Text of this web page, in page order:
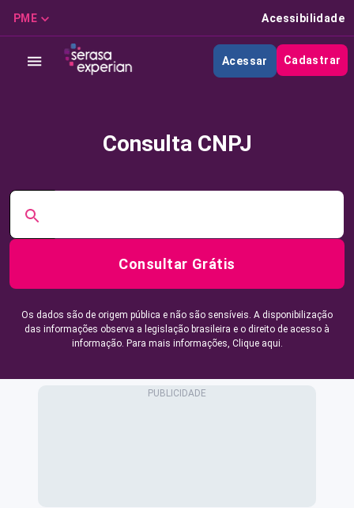
PME Acessibilidade
Acessar Cadastrar
Consulta CNPJ
Consultar Grátis
Os dados são de origem pública e não são sensíveis. A disponibilização
das informações observa a legislação brasileira e o direito de acesso à
informação. Para mais informações, Clique aqui.